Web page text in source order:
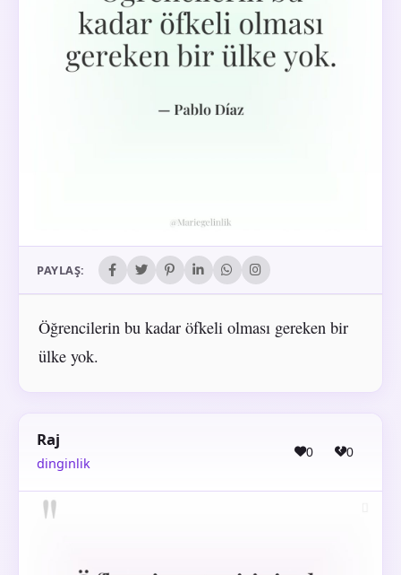
PAYLAŞ:
Öğrencilerin bu kadar öfkeli olması gereken bir
ülke yok.
Raj
dinginlik
0 0